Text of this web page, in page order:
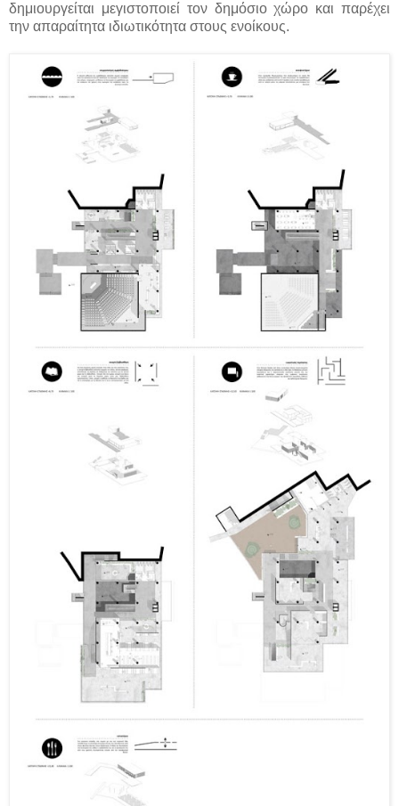
δημιουργείται μεγιστοποιεί τον δημόσιο χώρο και παρέχει
την απαραίτητα ιδιωτικότητα στους ενοίκους.